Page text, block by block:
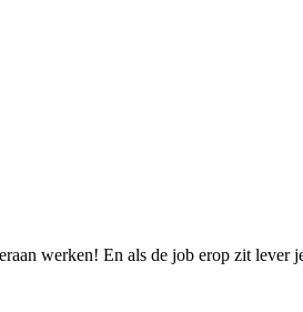
werken! En als de job erop zit lever